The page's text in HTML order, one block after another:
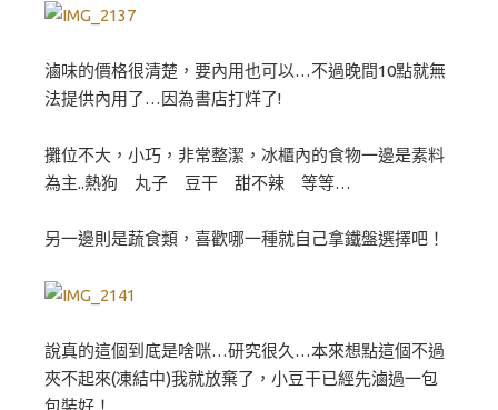
滷味的價格很清楚，要內用也可以…不過晚間10點就無
法提供內用了…因為書店打烊了!
攤位不大，小巧，非常整潔，冰櫃內的食物一邊是素料
為主..熱狗 丸子 豆干 甜不辣 等等…
另一邊則是蔬食類，喜歡哪一種就自己拿鐵盤選擇吧！
說真的這個到底是啥咪…研究很久…本來想點這個不過
夾不起來(凍結中)我就放棄了，小豆干已經先滷過一包